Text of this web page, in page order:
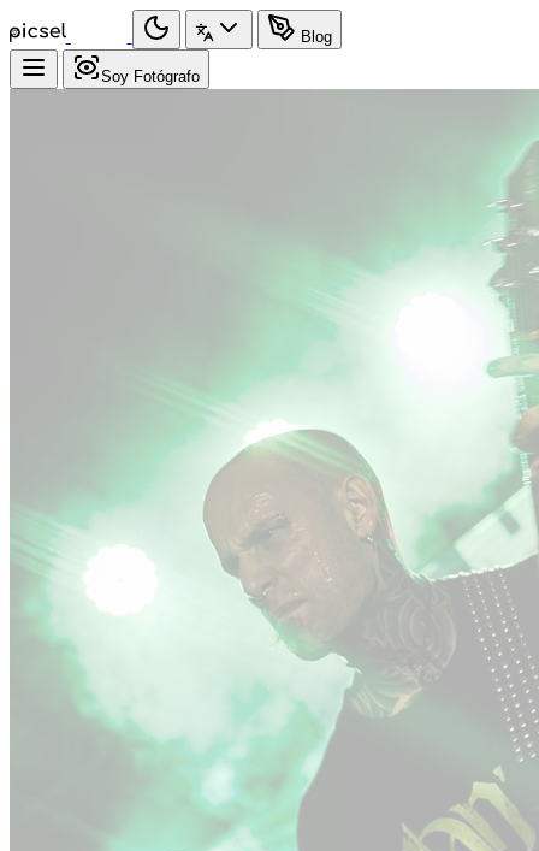
Blog
Soy Fotógrafo